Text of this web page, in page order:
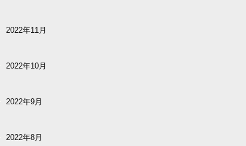
2022年11月
2022年10月
2022年9月
2022年8月